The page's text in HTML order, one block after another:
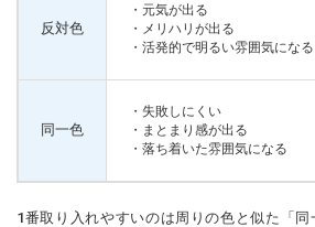
反対色
・元気が出る
・メリハリが出る
・活発的で明るい雰囲気になる
同一色
・失敗しにくい
・まとまり感が出る
・落ち着いた雰囲気になる
1番取り入れやすいのは周りの色と似た「 同